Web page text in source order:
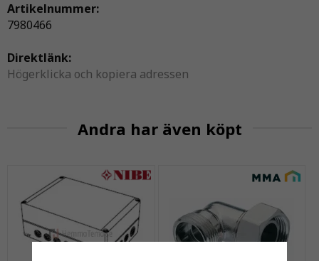
Artikelnummer:
7980466
Direktlänk:
Högerklicka och kopiera adressen
Andra har även köpt